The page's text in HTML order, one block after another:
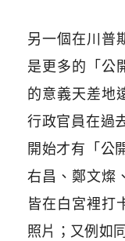
另一個在川普
是更多的「公
的意義天差地
行政官員在過
開始才有「公
右昌、鄭文燦
皆在白宮裡打
照片；又例如